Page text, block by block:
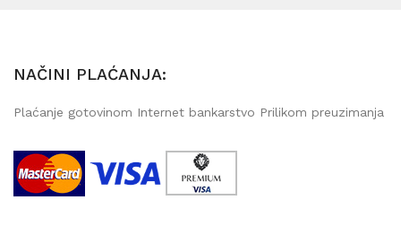
NAČINI PLAĆANJA:
Plaćanje gotovinom Internet bankarstvo Prilikom preuzimanja